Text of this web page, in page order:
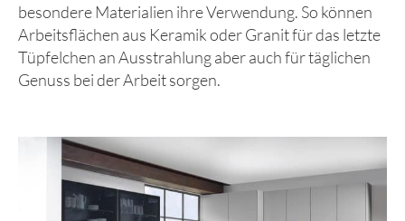
besondere Materialien ihre Verwendung. So können
Arbeitsflächen aus Keramik oder Granit für das letzte
Tüpfelchen an Ausstrahlung aber auch für täglichen
Genuss bei der Arbeit sorgen.